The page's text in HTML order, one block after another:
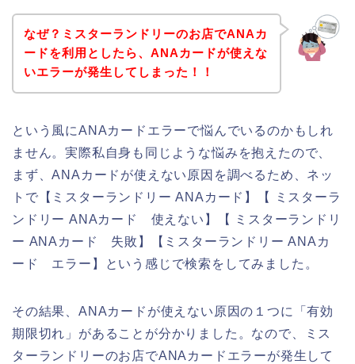
なぜ？ミスターランドリーのお店でANAカ
ードを利用としたら、ANAカードが使えな
いエラーが発生してしまった！！
という風にANAカードエラーで悩んでいるのかもしれ
ません。実際私自身も同じような悩みを抱えたので、
まず、ANAカードが使えない原因を調べるため、ネッ
トで【ミスターランドリー ANAカード】【 ミスターラ
ンドリー ANAカード 使えない】【 ミスターランドリ
ー ANAカード 失敗】【ミスターランドリー ANAカ
ード エラー】という感じで検索をしてみました。
その結果、ANAカードが使えない原因の１つに「有効
期限切れ」があることが分かりました。なので、ミス
ターランドリーのお店でANAカードエラーが発生して